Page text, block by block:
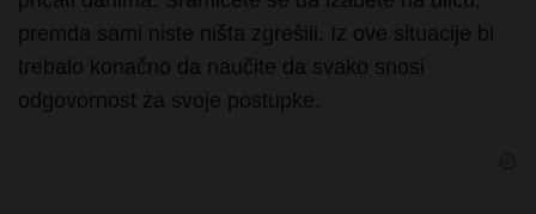
trebalo konačno da naučite da svako snosi
odgovornost za svoje postupke.